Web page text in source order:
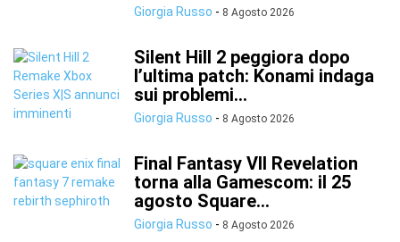
Giorgia Russo - 8 Agosto 2026
Silent Hill 2 peggiora dopo
l’ultima patch: Konami indaga
sui problemi...
Giorgia Russo - 8 Agosto 2026
Final Fantasy VII Revelation
torna alla Gamescom: il 25
agosto Square...
Giorgia Russo - 8 Agosto 2026